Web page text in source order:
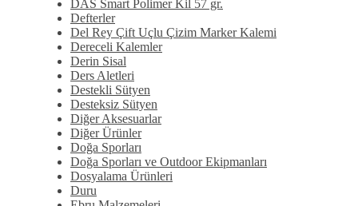
DAS Smart Polimer Kil 57 gr.
Defterler
Del Rey Çift Uçlu Çizim Marker Kalemi
Dereceli Kalemler
Derin Sisal
Ders Aletleri
Destekli Sütyen
Desteksiz Sütyen
Diğer Aksesuarlar
Diğer Ürünler
Doğa Sporları
Doğa Sporları ve Outdoor Ekipmanları
Dosyalama Ürünleri
Duru